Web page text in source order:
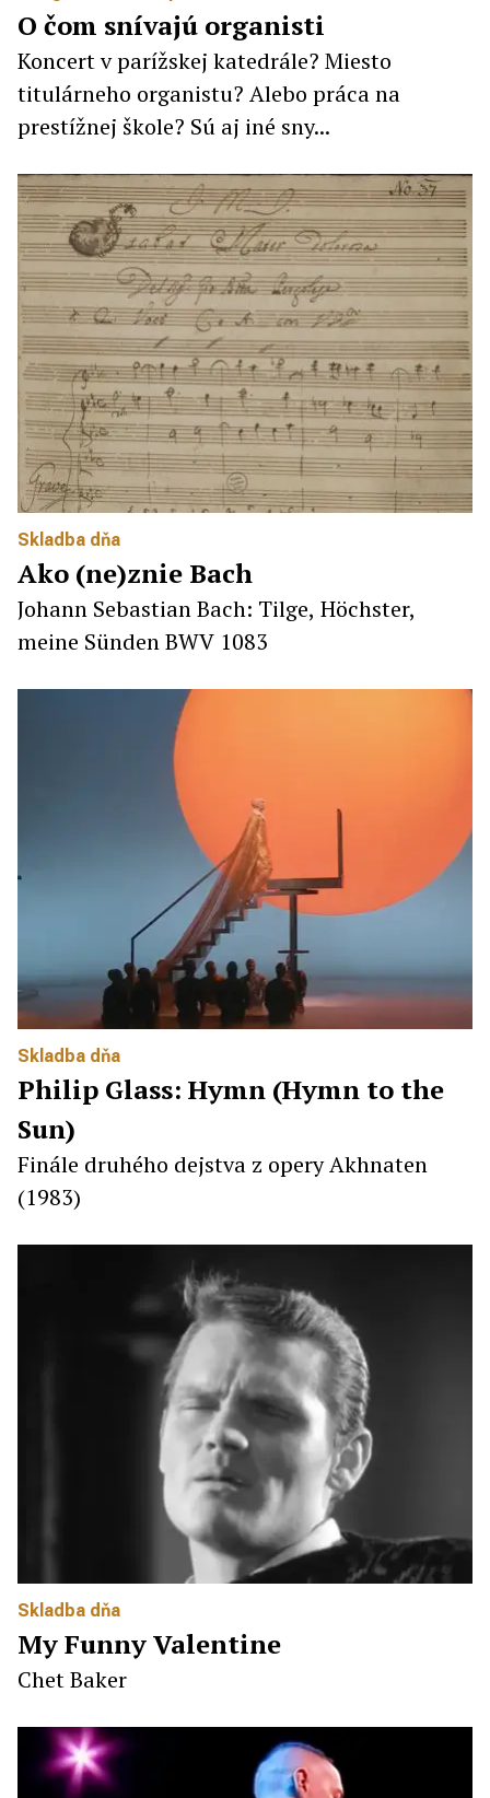
O čom snívajú organisti
Koncert v parížskej katedrále? Miesto
titulárneho organistu? Alebo práca na
prestížnej škole? Sú aj iné sny...
Skladba dňa
Ako (ne)znie Bach
Johann Sebastian Bach: Tilge, Höchster,
meine Sünden BWV 1083
Skladba dňa
Philip Glass: Hymn (Hymn to the
Sun)
Finále druhého dejstva z opery Akhnaten
(1983)
Skladba dňa
My Funny Valentine
Chet Baker